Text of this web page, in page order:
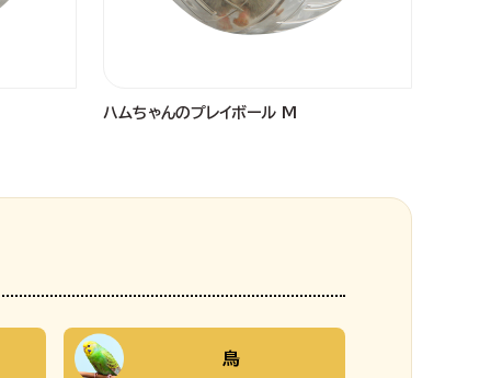
ハムちゃんのプレイボール M
鳥